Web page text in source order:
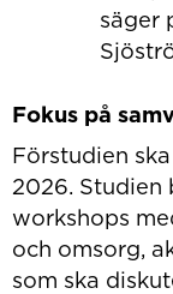
säger
Fokus på
Förstudien
2026. Studien
workshops
och omsorg,
som ska